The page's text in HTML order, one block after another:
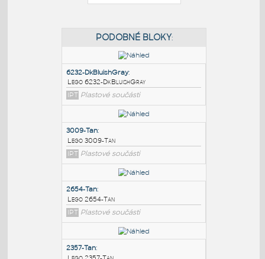
6232-DkBluishGray
Lego 6232-DkBluishGray
IPT Plastové součásti
3009-Tan:
Lego 3009-Tan